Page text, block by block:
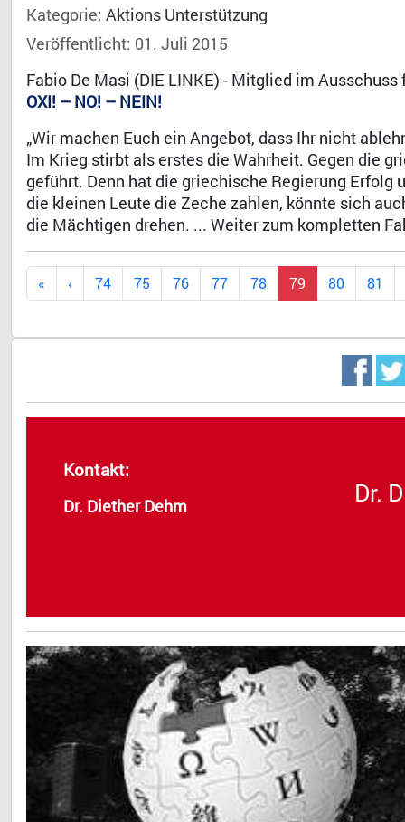
Dr.
Kategorie: Aktions Unterstützung
Veröffentlicht: 01. Juli 2015
Fabio De Masi (DIE LINKE) - Mitglied im
OXI! – NO! – NEIN!
„Wir machen Euch ein Angebot, dass Ihr nicht
Im Krieg stirbt als erstes die Wahrheit. Gegen die
geführt. Denn hat die griechische Regierung
die kleinen Leute die Zeche zahlen, könnte sich
die Mächtigen drehen. ... Weiter zum kompletten
74 75 76 77 78 79 80 81
Kontakt:
Dr. Diether Dehm